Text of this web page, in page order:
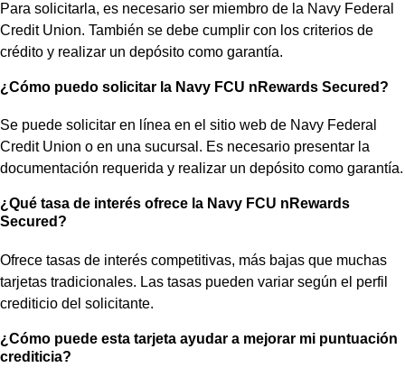
Para solicitarla, es necesario ser miembro de la Navy Federal
Credit Union. También se debe cumplir con los criterios de
crédito y realizar un depósito como garantía.
¿Cómo puedo solicitar la Navy FCU nRewards Secured?
Se puede solicitar en línea en el sitio web de Navy Federal
Credit Union o en una sucursal. Es necesario presentar la
documentación requerida y realizar un depósito como garantía.
¿Qué tasa de interés ofrece la Navy FCU nRewards
Secured?
Ofrece tasas de interés competitivas, más bajas que muchas
tarjetas tradicionales. Las tasas pueden variar según el perfil
crediticio del solicitante.
¿Cómo puede esta tarjeta ayudar a mejorar mi puntuación
crediticia?